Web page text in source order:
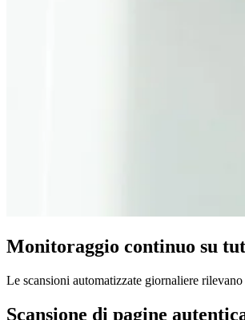
Monitoraggio continuo su
Le scansioni automatizzate giornaliere
Scansione di pagine